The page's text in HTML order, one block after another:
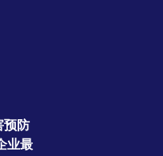
预防
业最